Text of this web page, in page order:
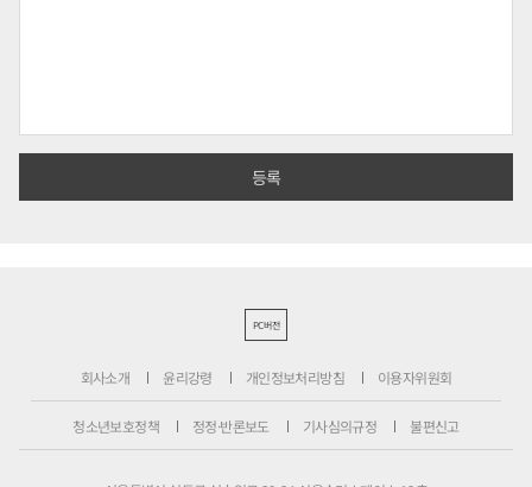
PC버전
회사소개 윤리강령 개인정보처리방침 이용자위원회
청소년보호정책 정정·반론보도 기사심의규정 불편신고